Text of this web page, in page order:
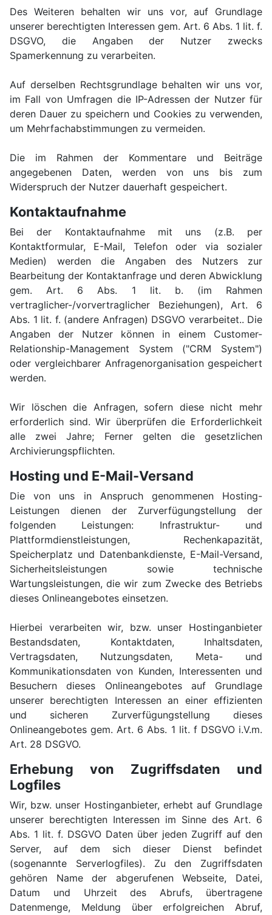
Des Weiteren behalten wir uns vor, auf Grundlage
unserer berechtigten Interessen gem. Art. 6 Abs. 1 lit. f.
DSGVO, die Angaben der Nutzer zwecks
Spamerkennung zu verarbeiten.
Auf derselben Rechtsgrundlage behalten wir uns vor,
im Fall von Umfragen die IP-Adressen der Nutzer für
deren Dauer zu speichern und Cookies zu verwenden,
um Mehrfachabstimmungen zu vermeiden.
Die im Rahmen der Kommentare und Beiträge
angegebenen Daten, werden von uns bis zum
Widerspruch der Nutzer dauerhaft gespeichert.
Kontaktaufnahme
Bei der Kontaktaufnahme mit uns (z.B. per
Kontaktformular, E-Mail, Telefon oder via sozialer
Medien) werden die Angaben des Nutzers zur
Bearbeitung der Kontaktanfrage und deren Abwicklung
gem. Art. 6 Abs. 1 lit. b. (im Rahmen
vertraglicher-/vorvertraglicher Beziehungen), Art. 6
Abs. 1 lit. f. (andere Anfragen) DSGVO verarbeitet.. Die
Angaben der Nutzer können in einem Customer-
Relationship-Management System ("CRM System")
oder vergleichbarer Anfragenorganisation gespeichert
werden.
Wir löschen die Anfragen, sofern diese nicht mehr
erforderlich sind. Wir überprüfen die Erforderlichkeit
alle zwei Jahre; Ferner gelten die gesetzlichen
Archivierungspflichten.
Hosting und E-Mail-Versand
Die von uns in Anspruch genommenen Hosting-
Leistungen dienen der Zurverfügungstellung der
folgenden Leistungen: Infrastruktur- und
Plattformdienstleistungen, Rechenkapazität,
Speicherplatz und Datenbankdienste, E-Mail-Versand,
Sicherheitsleistungen sowie technische
Wartungsleistungen, die wir zum Zwecke des Betriebs
dieses Onlineangebotes einsetzen.
Hierbei verarbeiten wir, bzw. unser Hostinganbieter
Bestandsdaten, Kontaktdaten, Inhaltsdaten,
Vertragsdaten, Nutzungsdaten, Meta- und
Kommunikationsdaten von Kunden, Interessenten und
Besuchern dieses Onlineangebotes auf Grundlage
unserer berechtigten Interessen an einer effizienten
und sicheren Zurverfügungstellung dieses
Onlineangebotes gem. Art. 6 Abs. 1 lit. f DSGVO i.V.m.
Art. 28 DSGVO.
Erhebung von Zugriffsdaten und
Logfiles
Wir, bzw. unser Hostinganbieter, erhebt auf Grundlage
unserer berechtigten Interessen im Sinne des Art. 6
Abs. 1 lit. f. DSGVO Daten über jeden Zugriff auf den
Server, auf dem sich dieser Dienst befindet
(sogenannte Serverlogfiles). Zu den Zugriffsdaten
gehören Name der abgerufenen Webseite, Datei,
Datum und Uhrzeit des Abrufs, übertragene
Datenmenge, Meldung über erfolgreichen Abruf,